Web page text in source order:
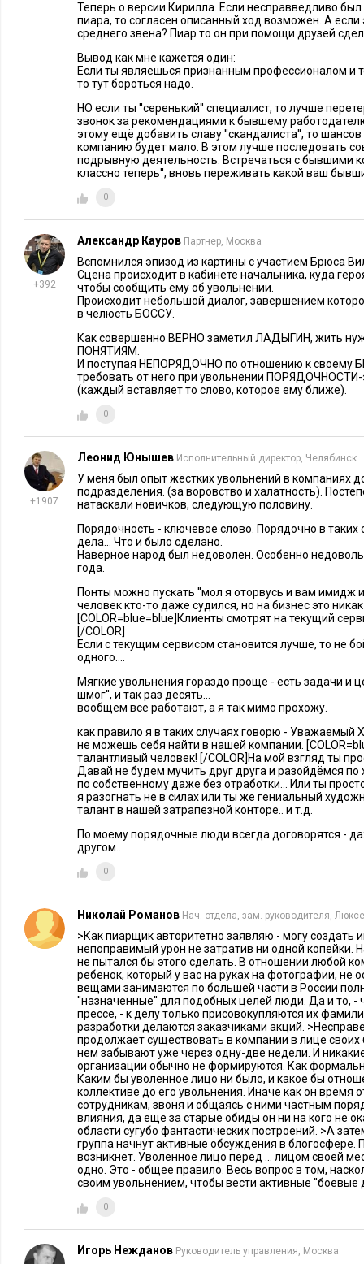
Теперь о версии Кирилла. Если несправведливо
пиара, то согласен описанный ход возможен. А
среднего звена? Пиар то он при помощи друзей
Вывод как мне кажется один:
Если ты являешься признанным профессионалом и
то тут бороться надо.
НО если ты ''серенький'' специалист, то лучше
звонок за рекомендациями к бывшему
этому ещё добавить славу ''скандалиста'', то
компанию будет мало. В этом лучше последовать
подрывную деятельность. Встречаться с бывшими
классно теперь'', вновь переживать какой ваш
0
+392
Александр Кауров Партнер, Москва
Вспомнился эпизод из картины с участием Брюса
Сцена происходит в кабинете начальника, куда
чтобы сообщить ему об увольнении.
Происходит небольшой диалог, завершением
в челюсть БОССУ.
Как совершенно ВЕРНО заметил ЛАДЫГИН, жить
ПОНЯТИЯМ.
И поступая НЕПОРЯДОЧНО по отношению к
требовать от него при увольнении
(каждый вставляет то слово, которое ему ближе).
0
+1907
Леонид Юнышев Исполнительный директор, Челябинск
У меня был опыт жёстких увольнений в компаниях
подразделения. (за воровство и халатность).
натаскали новичков, следующую половину.
Порядочность - ключевое слово. Порядочно в таких
дела... Что и было сделано.
Наверное народ был недоволен. Особенно
года.
Понты можно пускать ''мол я оторвусь и вам имидж
человек кто-то даже судился, но на бизнес это
[COLOR=blue=blue]Клиенты смотрят на текущий
[/COLOR]
Если с текущим сервисом становится лучше, то не
одного....
Мягкие увольнения гораздо проще - есть задачи и
шмог'', и так раз десять...
вообщем все работают, а я так мимо прохожу.
как правило я в таких случаях говорю - Уважаемый
не можешь себя найти в нашей компании.
талантливый человек! [/COLOR]На мой взгляд ты
Давай не будем мучить друг друга и разойдёмся по
по собственному даже без отработки... Или ты
я разогнать не в силах или ты же гениальный
талант в нашей затрапезной конторе.. и т.д.
По моему порядочные люди всегда договорятся -
другом..
0
Николай Романов Нач. отдела, зам. руководителя,
>Как пиарщик авторитетно заявляю - могу создать
непоправимый урон не затратив ни одной копейки.
не пытался бы этого сделать. В отношении любой
ребенок, который у вас на руках на фотографии, не
вещами занимаются по большей части в России
''назначенные'' для подобных целей люди. Да и то, -
прессе, - к делу только присовокупляются их
разработки делаются заказчиками акций.
продолжает существовать в компании в лице
нем забывают уже через одну-две недели. И
организации обычно не формируются. Как
Каким бы уволенное лицо ни было, и какое бы
коллективе до его увольнения. Иначе как он время
сотрудникам, звоня и общаясь с ними частным
влияния, да еще за старые обиды он ни на кого не
области сугубо фантастических построений. >А
группа начнут активные обсуждения в блогосфере.
возникнет. Уволенное лицо перед ... лицом своей
одно. Это - общее правило. Весь вопрос в том,
своим увольнением, чтобы вести активные ''боевые
0
Игорь Нежданов Руководитель управления, Москва